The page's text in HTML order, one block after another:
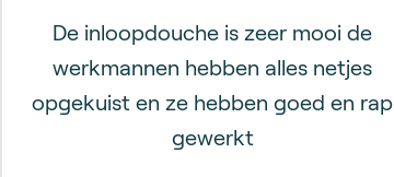
De inloopdouche is zeer mooi de
werkmannen hebben alles netjes
opgekuist en ze hebben goed en rap
gewerkt